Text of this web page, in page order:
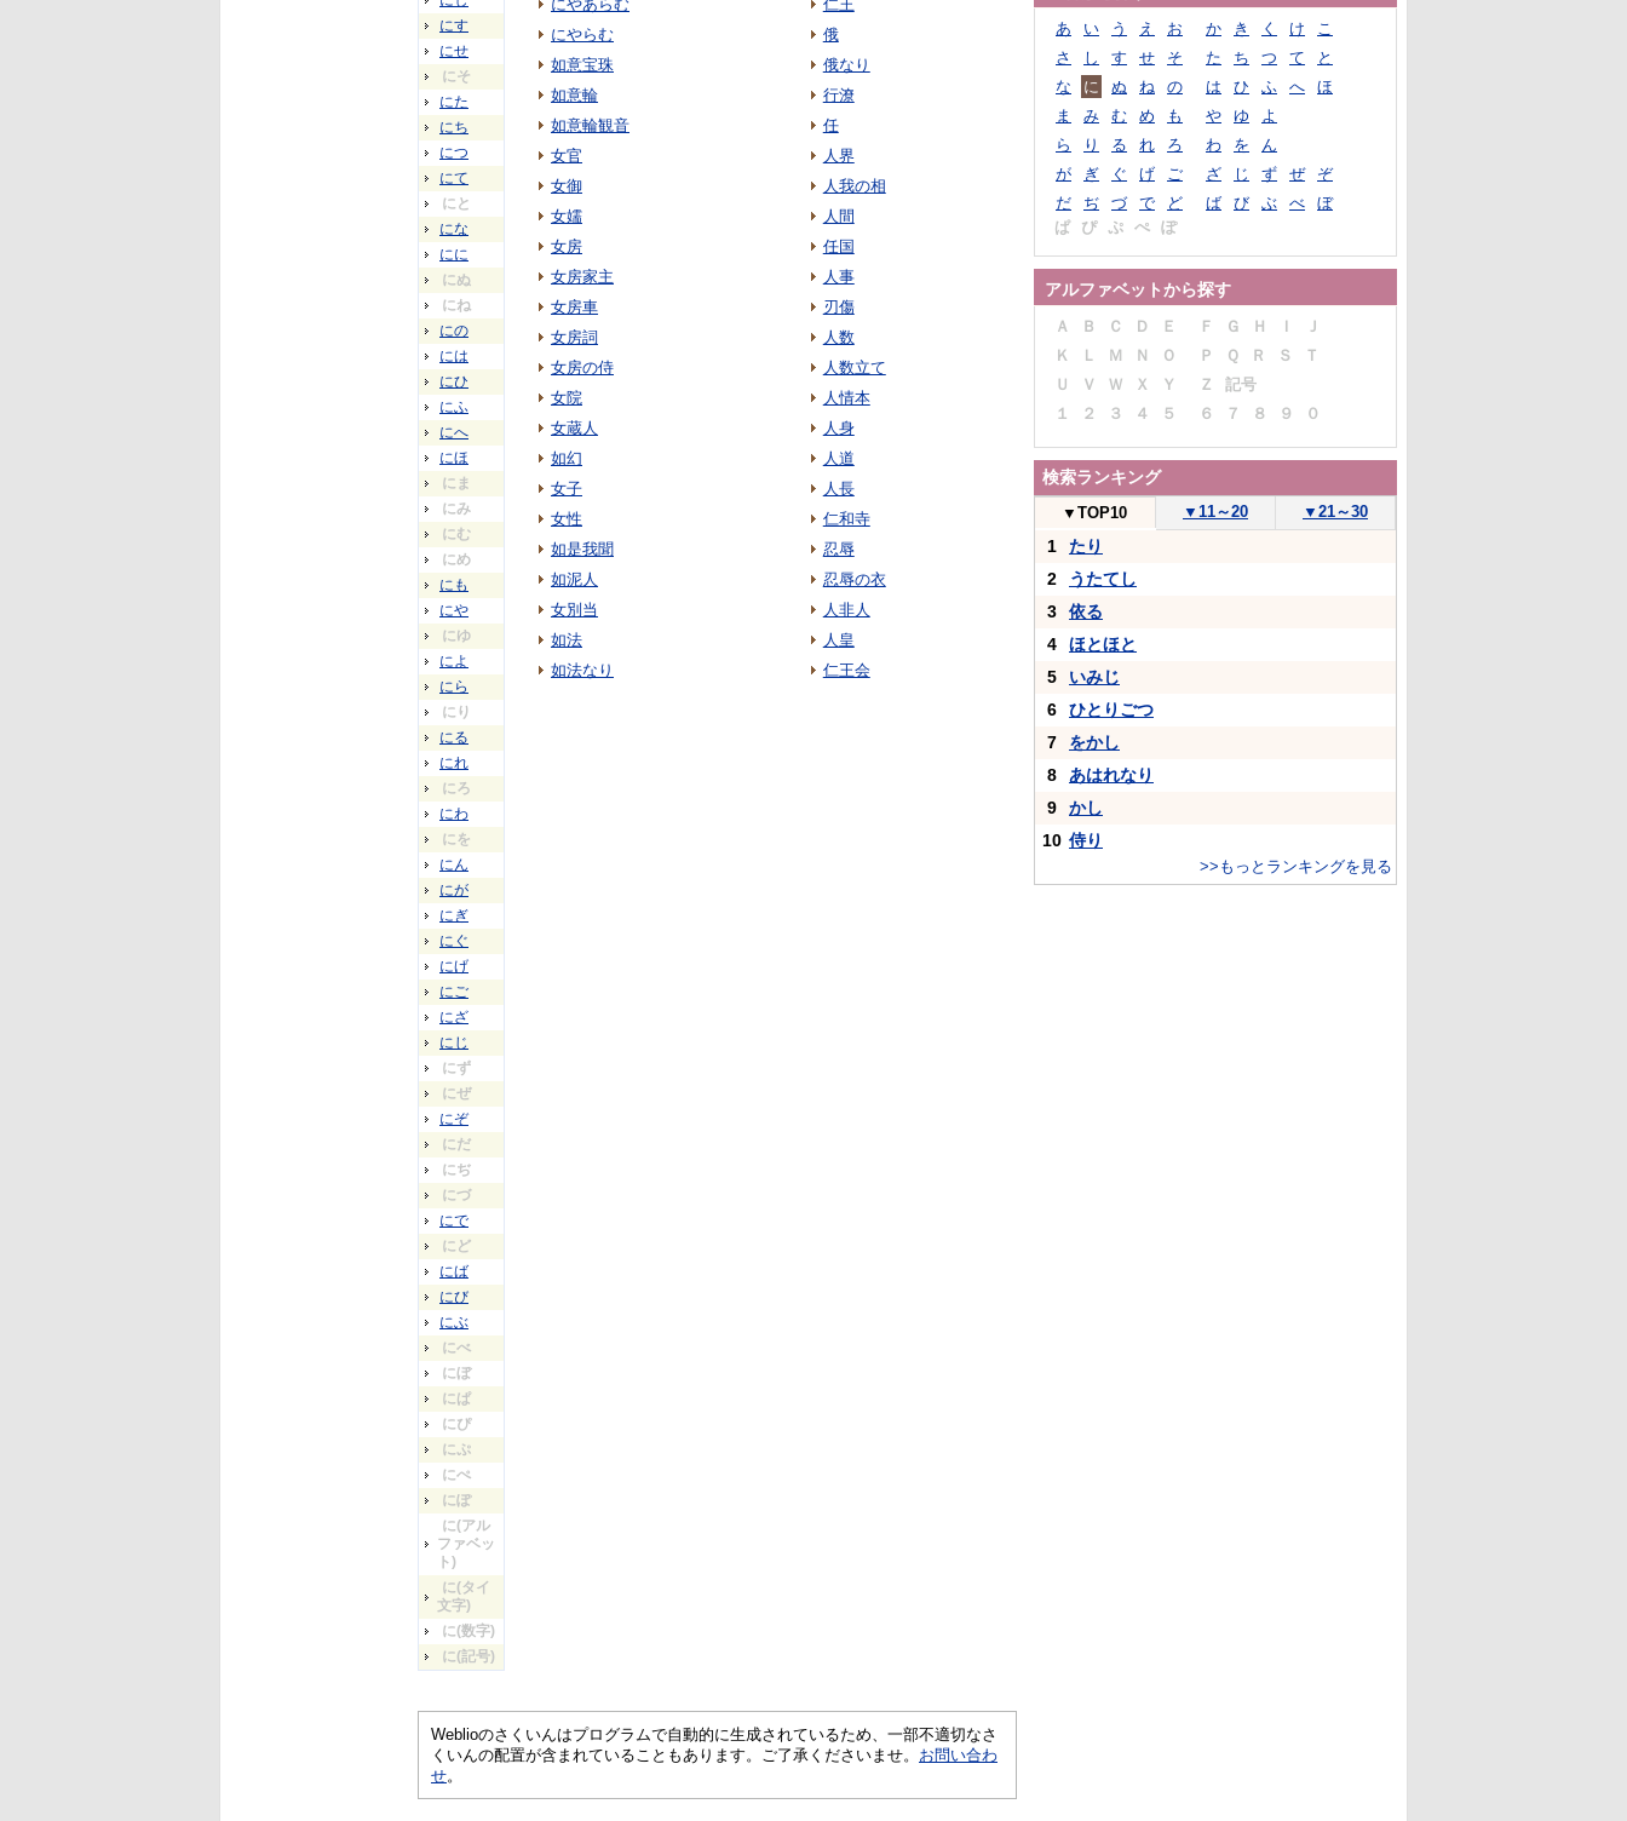
にす
にせ
にそ
にた
にち
につ
にて
にと
にな
にに
にぬ
にね
にの
には
にひ
にふ
にへ
にほ
にま
にみ
にむ
にめ
にも
にや
にゆ
によ
にら
にり
にる
にれ
にろ
にわ
にを
にん
にが
にぎ
にぐ
にげ
にご
にざ
にじ
にず
にぜ
にぞ
にだ
にぢ
にづ
にで
にど
にば
にび
にぶ
にべ
にぼ
にぱ
にぴ
にぷ
にぺ
にぽ
に(アル
ファベッ
ト)
に(タイ
文字)
に(数字)
に(記号)
にやあらむ
にやらむ
如意宝珠
如意輪
如意輪観音
女官
女御
女嬬
女房
女房家主
女房車
女房詞
女房の侍
女院
女蔵人
如幻
女子
女性
如是我聞
如泥人
女別当
如法
如法なり
仁王
俄
俄なり
行潦
任
人界
人我の相
人間
任国
人事
刃傷
人数
人数立て
人情本
人身
人道
人長
仁和寺
忍辱
忍辱の衣
人非人
人皇
仁王会
Weblioのさくいんはプログラムで自動的に生成されているため、一部不適切なさ
くいんの配置が含まれていることもあります。ご了承くださいませ。 お問い合わ
せ。
あ い う え お か き く け
こ
さ
し す せ そ た ち つ て
と
な
に ぬ ね の は ひ ふ へ
ほ
ま
み む め も や ゆ
よ
ら
り る れ ろ わ を
ん
が
ぎ ぐ げ ご ざ じ ず ぜ
ぞ
だ
ぢ づ で ど ば び ぶ べ
ぼ
ぱ
ぴ ぷ ぺ ぽ
アルファベットから探す
Ａ Ｂ Ｃ Ｄ Ｅ Ｆ Ｇ Ｈ Ｉ
Ｊ
Ｋ
Ｌ Ｍ Ｎ Ｏ Ｐ Ｑ Ｒ Ｓ
Ｔ
Ｕ
Ｖ Ｗ Ｘ Ｙ Ｚ
記号
１
２ ３ ４ ５ ６ ７ ８ ９ ０
検索ランキング
▼ TOP10 ▼ 11～20 ▼ 21～30
1
たり
2
うたてし
3
依る
4
ほとほと
5
いみじ
6
ひとりごつ
7
をかし
8
あはれなり
9
かし
10 侍り
>>もっとランキングを見る